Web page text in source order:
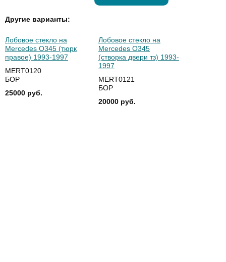
Другие варианты:
Лобовое стекло на
Mercedes О345 (тюрк
правое) 1993-1997
MERT0120
БОР
25000 руб.
Лобовое стекло на
Mercedes О345
(створка двери тз) 1993-
1997
MERT0121
БОР
20000 руб.